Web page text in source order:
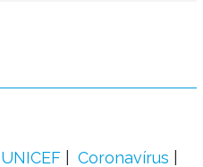
Coronavírus